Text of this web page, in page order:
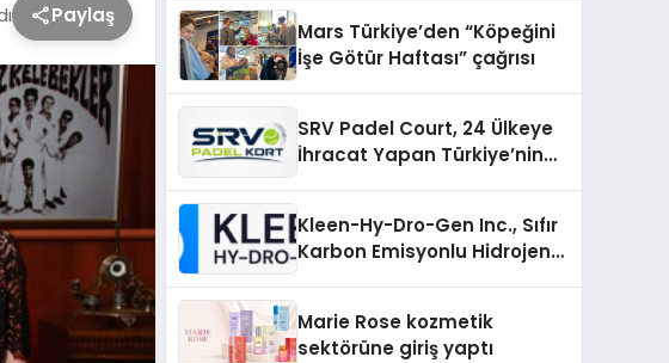
Paylaş
Mars Türkiye’den “Köpeğini
İşe Götür Haftası” çağrısı
SRV Padel Court, 24 Ülkeye
İhracat Yapan Türkiye’nin
Kleen-Hy-Dro-Gen Inc., Sıfır
Karbon Emisyonlu Hidrojen
Aldı
Marie Rose kozmetik
sektörüne giriş yaptı